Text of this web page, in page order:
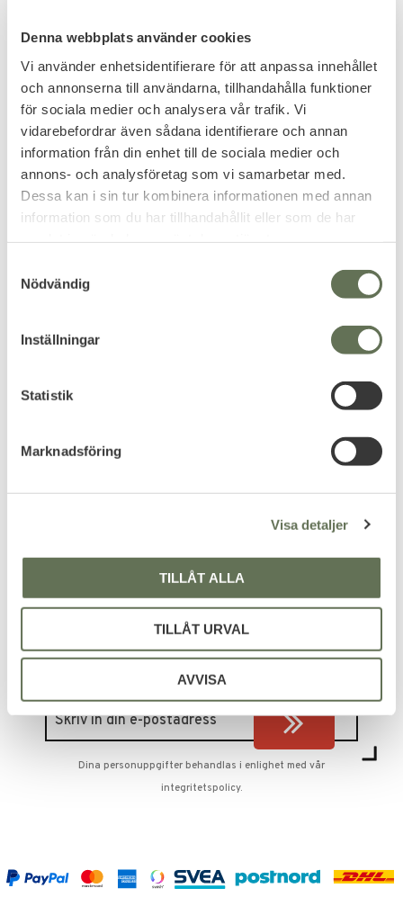
Denna webbplats använder cookies
Vi använder enhetsidentifierare för att anpassa innehållet
och annonserna till användarna, tillhandahålla funktioner
för sociala medier och analysera vår trafik. Vi
vidarebefordrar även sådana identifierare och annan
information från din enhet till de sociala medier och
annons- och analysföretag som vi samarbetar med.
Dessa kan i sin tur kombinera informationen med annan
information som du har tillhandahållit eller som de har
Nödvändig
Inställningar
Statistik
Marknadsföring
Visa detaljer
TILLÅT ALLA
TILLÅT URVAL
AVVISA
Kevlar®
AirMesh® vid manschetten för bättre luftcirkulation
Spandura® för optimal klimatkontroll (gör att du kan
använda handsken inomhus såsom utomhus).
Touchscreenfunktion (du kan använda
touchfunktionen på din mobil utan att ta av dig
handskarna).
Kraftig Kardborreknäppning på manschetten
Reviews
PRENUMERERA & TA DEL AV VÅRA
ERBJUDANDEN!
Dina personuppgifter behandlas i enlighet med vår
integritetspolicy.